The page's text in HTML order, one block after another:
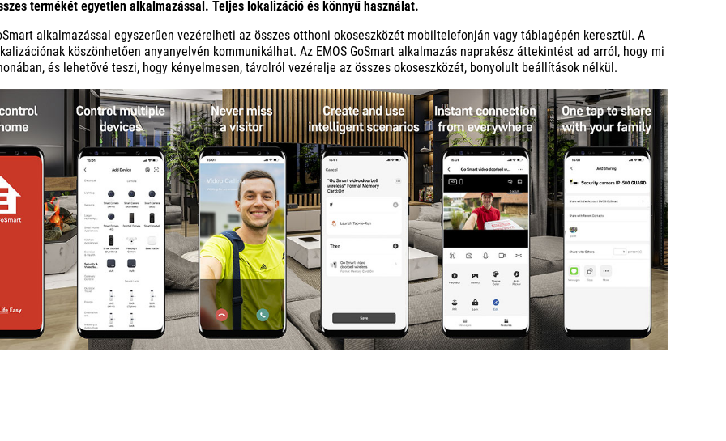
termékét egyetlen alkalmazással. Teljes lokalizáció és könnyű használat.
alkalmazással egyszerűen vezérelheti az összes otthoni okoseszközét mobiltelefonján vagy táblagépén keresztül. A
köszönhetően anyanyelvén kommunikálhat. Az EMOS GoSmart alkalmazás naprakész áttekintést ad arról, hogy mi
és lehetővé teszi, hogy kényelmesen, távolról vezérelje az összes okoseszközét, bonyolult beállítások nélkül.